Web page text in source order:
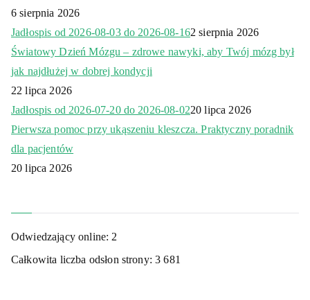
6 sierpnia 2026
Jadłospis od 2026-08-03 do 2026-08-162 sierpnia 2026
Światowy Dzień Mózgu – zdrowe nawyki, aby Twój mózg był
jak najdłużej w dobrej kondycji
22 lipca 2026
Jadłospis od 2026-07-20 do 2026-08-0220 lipca 2026
Pierwsza pomoc przy ukąszeniu kleszcza. Praktyczny poradnik
dla pacjentów
20 lipca 2026
Odwiedzający online: 2
Całkowita liczba odsłon strony:3 681